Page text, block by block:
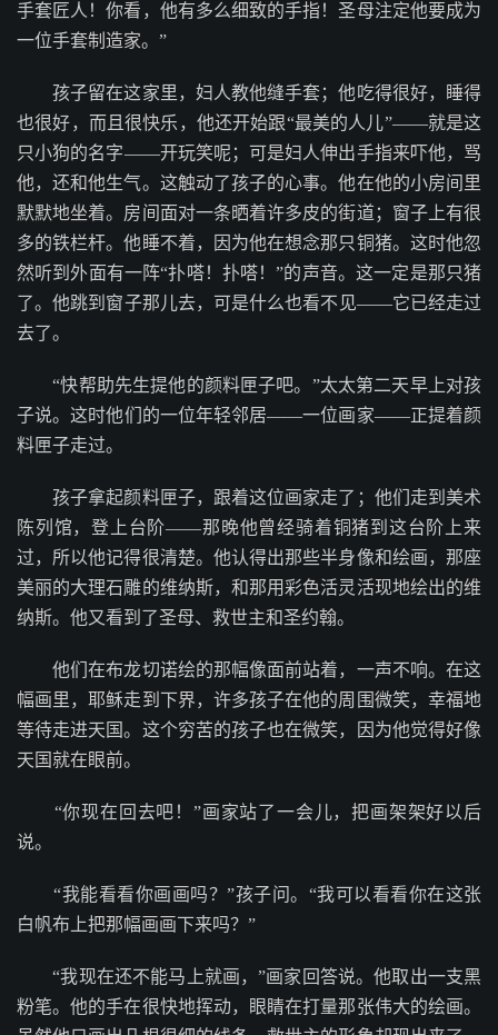
手套匠人！你看，他有多么细致的手指！圣母注定他要成为
一位手套制造家。”
孩子留在这家里，妇人教他缝手套；他吃得很好，睡得
也很好，而且很快乐，他还开始跟“最美的人儿”——就是这
只小狗的名字——开玩笑呢；可是妇人伸出手指来吓他，骂
他，还和他生气。这触动了孩子的心事。他在他的小房间里
默默地坐着。房间面对一条晒着许多皮的街道；窗子上有很
多的铁栏杆。他睡不着，因为他在想念那只铜猪。这时他忽
然听到外面有一阵“扑嗒！扑嗒！”的声音。这一定是那只猪
了。他跳到窗子那儿去，可是什么也看不见——它已经走过
去了。
“快帮助先生提他的颜料匣子吧。”太太第二天早上对孩
子说。这时他们的一位年轻邻居——一位画家——正提着颜
料匣子走过。
孩子拿起颜料匣子，跟着这位画家走了；他们走到美术
陈列馆，登上台阶——那晚他曾经骑着铜猪到这台阶上来
过，所以他记得很清楚。他认得出那些半身像和绘画，那座
美丽的大理石雕的维纳斯，和那用彩色活灵活现地绘出的维
纳斯。他又看到了圣母、救世主和圣约翰。
他们在布龙切诺绘的那幅像面前站着，一声不响。在这
幅画里，耶稣走到下界，许多孩子在他的周围微笑，幸福地
等待走进天国。这个穷苦的孩子也在微笑，因为他觉得好像
天国就在眼前。
“你现在回去吧！”画家站了一会儿，把画架架好以后
说。
“我能看看你画画吗？”孩子问。“我可以看看你在这张
白帆布上把那幅画画下来吗？”
“我现在还不能马上就画，”画家回答说。他取出一支黑
粉笔。他的手在很快地挥动，眼睛在打量那张伟大的绘画。